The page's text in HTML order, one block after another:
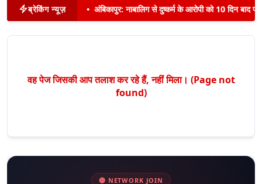
ब्रेकिंग न्यूज़ • अंबिकापुर: नाबालिग से दुष्कर्म के आरोपी को 10 दिन बाद
वह पेज जिसकी आप तलाश कर रहे हैं, नहीं मिला। (Page not
found)
🔴 NETWORK JOIN